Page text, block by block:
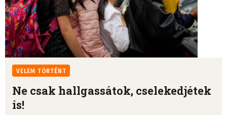
VELEM TÖRTÉNT
Ne csak hallgassátok, cselekedjétek
is!